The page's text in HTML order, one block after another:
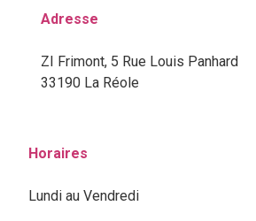
Adresse
ZI Frimont, 5 Rue Louis Panhard
33190 La Réole
Horaires
Lundi au Vendredi